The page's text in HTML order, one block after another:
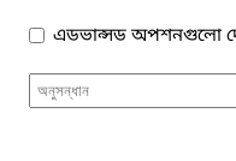
এডভান্সড অপশনগুলো